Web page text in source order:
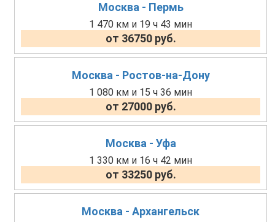
Москва - Пермь
1 470 км и 19 ч 43 мин
от 36750 руб.
Москва - Ростов-на-Дону
1 080 км и 15 ч 36 мин
от 27000 руб.
Москва - Уфа
1 330 км и 16 ч 42 мин
от 33250 руб.
Москва - Архангельск